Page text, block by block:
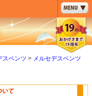
スベンツ
メルセデスベンツ
ペー
ジト
ップ
へ